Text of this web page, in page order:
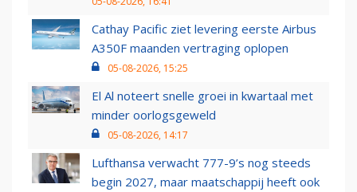
Cathay Pacific ziet levering eerste Airbus
A350F maanden vertraging oplopen
05-08-2026, 15:25
El Al noteert snelle groei in kwartaal met
minder oorlogsgeweld
05-08-2026, 14:17
Lufthansa verwacht 777-9’s nog steeds
begin 2027, maar maatschappij heeft ook